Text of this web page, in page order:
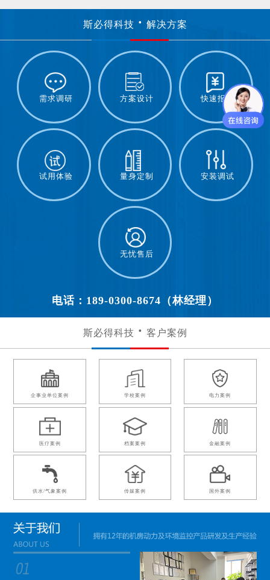
斯必得科技 解决方案
需求调研 方案设计 快速报价
试用体验 量身定制 安装调试
无忧售后
电话：189-0300-8674（林经理）
斯必得科技 客户案例
企事业单位案例 学校案例 电力案例
医疗案例 档案案例 金融案例
供水/气象案例 传媒案例 国外案例